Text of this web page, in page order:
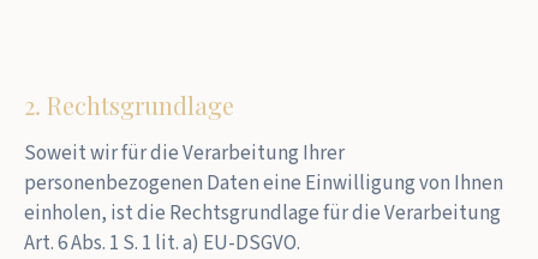
2. Rechtsgrundlage
Soweit wir für die Verarbeitung Ihrer
personenbezogenen Daten eine Einwilligung von Ihnen
einholen, ist die Rechtsgrundlage für die Verarbeitung
Art. 6 Abs. 1 S. 1 lit. a) EU-DSGVO.